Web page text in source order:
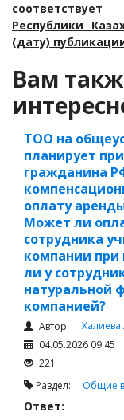
Республики
(дату)
Вам
ТОО на
планирует
гражданина
оплату
Может ли
сотрудника
компании при
ли у
натуральной
компанией?
Автор:
04.05.2026 09:45
221
Раздел: Общие
Ответ: